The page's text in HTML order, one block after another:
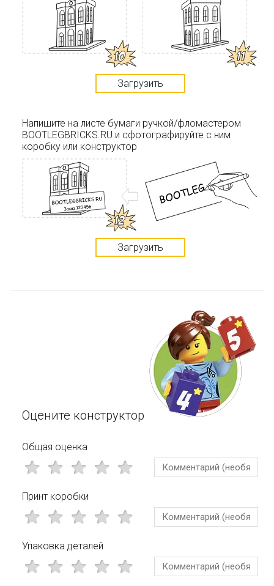
Загрузить
Напишите на листе бумаги ручкой/фломастером
BOOTLEGBRICKS.RU и сфотографируйте с ним
коробку или конструктор
Загрузить
Оцените конструктор
Общая оценка
Принт коробки
Упаковка деталей